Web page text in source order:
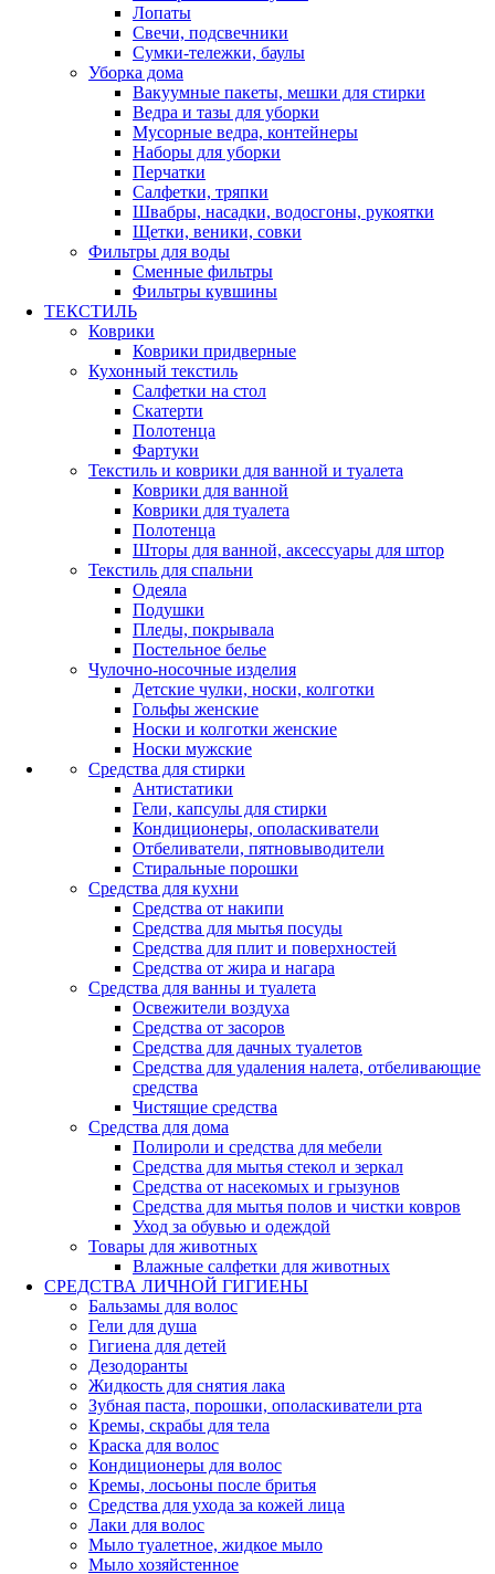
Лопаты
Свечи, подсвечники
Сумки-тележки, баулы
Уборка дома
Вакуумные пакеты, мешки для стирки
Ведра и тазы для уборки
Мусорные ведра, контейнеры
Наборы для уборки
Перчатки
Салфетки, тряпки
Швабры, насадки, водосгоны, рукоятки
Щетки, веники, совки
Фильтры для воды
Сменные фильтры
Фильтры кувшины
ТЕКСТИЛЬ
Коврики
Коврики придверные
Кухонный текстиль
Салфетки на стол
Скатерти
Полотенца
Фартуки
Текстиль и коврики для ванной и туалета
Коврики для ванной
Коврики для туалета
Полотенца
Шторы для ванной, аксессуары для штор
Текстиль для спальни
Одеяла
Подушки
Пледы, покрывала
Постельное белье
Чулочно-носочные изделия
Детские чулки, носки, колготки
Гольфы женские
Носки и колготки женские
Носки мужские
Средства для стирки
Антистатики
Гели, капсулы для стирки
Кондиционеры, ополаскиватели
Отбеливатели, пятновыводители
Стиральные порошки
Средства для кухни
Средства от накипи
Средства для мытья посуды
Средства для плит и поверхностей
Средства от жира и нагара
Средства для ванны и туалета
Освежители воздуха
Средства от засоров
Средства для дачных туалетов
Средства для удаления налета, отбеливающие
средства
Чистящие средства
Средства для дома
Полироли и средства для мебели
Средства для мытья стекол и зеркал
Средства от насекомых и грызунов
Средства для мытья полов и чистки ковров
Уход за обувью и одеждой
Товары для животных
Влажные салфетки для животных
СРЕДСТВА ЛИЧНОЙ ГИГИЕНЫ
Бальзамы для волос
Гели для душа
Гигиена для детей
Дезодоранты
Жидкость для снятия лака
Зубная паста, порошки, ополаскиватели рта
Кремы, скрабы для тела
Краска для волос
Кондиционеры для волос
Кремы, лосьоны после бритья
Средства для ухода за кожей лица
Лаки для волос
Мыло туалетное, жидкое мыло
Мыло хозяйстенное